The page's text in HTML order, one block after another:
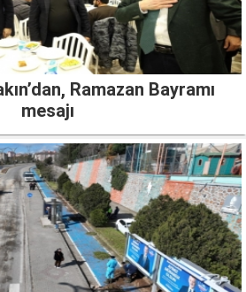
Ramazan Bayramı
mesajı